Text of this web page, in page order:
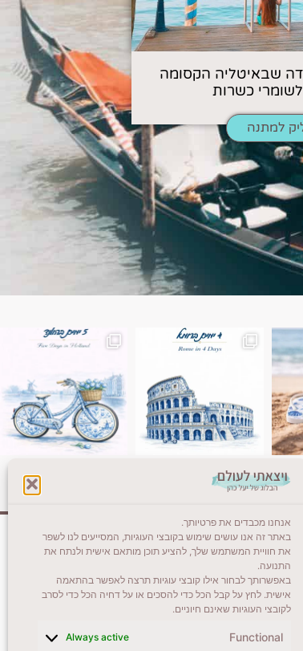
אנחנו מכבדים את פרטיותך.
באתר זה אנו עושים שימוש בקובצי העוגיות, המסייעים לנו לשפר
את חוויית המשתמש שלך, להציע תוכן מותאם אישית ולנתח את
התנועה.
באפשרותך לבחור אילו קובצי עוגיות תרצה לאפשר בהתאמה
אישית. לחץ על קבל הכל כדי להסכים או על דחיה הכל כדי לסרב
לקובצי העוגיות שאינם חיוניים.
Functional
Always active
שבאיטליה הקסומה
כשרות
למתנה
אחת Instagram post
צרו קשר (לא בשבת)
לשליחת הודעת וואטסאפ
veyatsati.laolam@gmail.com